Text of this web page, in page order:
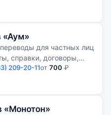
«Аум»
для частных лиц
справки, договоры,
и апостиль.
209-20-11от 700 ₽
«Монотон»